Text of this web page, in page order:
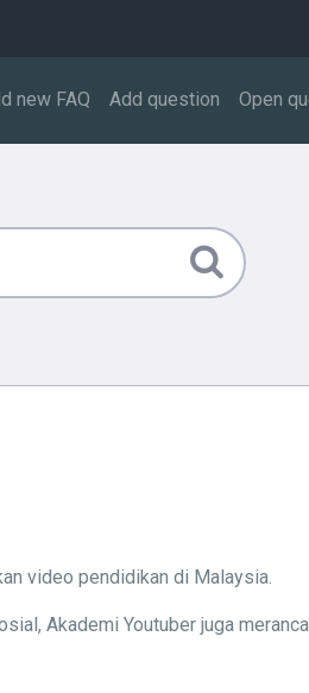
new FAQ Add question Open
video pendidikan di Malaysia.
Akademi Youtuber juga